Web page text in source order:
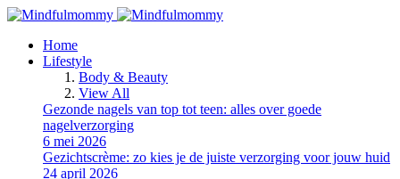
Home
Lifestyle
Body & Beauty
View All
Gezonde nagels van top tot teen: alles over goede
nagelverzorging
6 mei 2026
Gezichtscrème: zo kies je de juiste verzorging voor jouw huid
24 april 2026